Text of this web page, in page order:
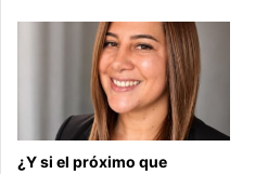
¿Y si el próximo que